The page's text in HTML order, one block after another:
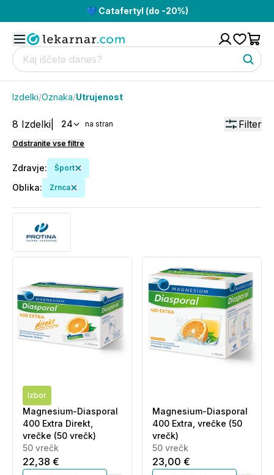
💙 Catafertyl (do -20%)
Izdelki/Oznaka/Utrujenost
8 Izdelki 24 na stran Filter
Odstranite vse filtre
Zdravje: Šport
Oblika: Zrnca
Izbor
Magnesium-Diasporal
400 Extra Direkt,
vrečke (50 vrečk)
50 vrečk
22,38 €
Magnesium-Diasporal
400 Extra, vrečke (50
vrečk)
50 vrečk
23,00 €